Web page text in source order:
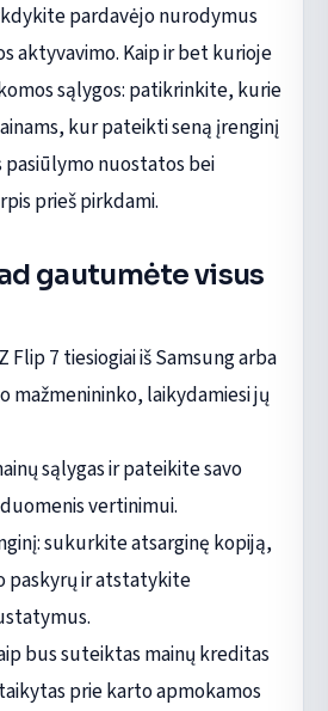
pardavėjo nurodymus
aktyvavimo. Kaip ir bet kurioje
sąlygos: patikrinkite, kurie
kur pateikti seną įrenginį
pasiūlymo nuostatos bei
prieš pirkdami.
gautumėte visus
Flip 7 tiesiogiai iš Samsung arba
mažmenininko, laikydamiesi jų
sąlygas ir pateikite savo
vertinimui.
sukurkite atsarginę kopiją,
paskyrų ir atstatykite
bus suteiktas mainų kreditas
prie karto apmokamos